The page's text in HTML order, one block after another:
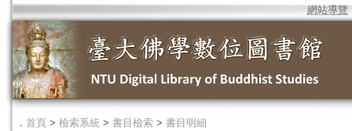
網站導覽
． 首頁 > 檢索系統 > 書目檢索 > 書目明細